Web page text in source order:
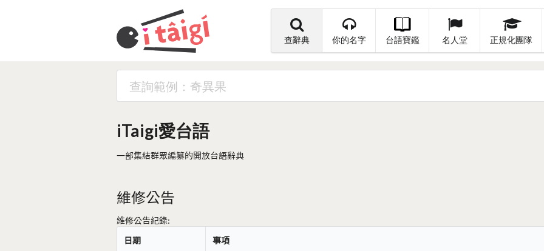
查辭典 你的名字 台語寶鑑 名人堂 正規化團隊
iTaigi愛台語
一部集結群眾編纂的開放台語辭典
維修公告
維修公告紀錄:
日期
事項